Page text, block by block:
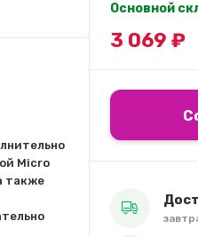
Micro
также
Основной
3 069 ₽